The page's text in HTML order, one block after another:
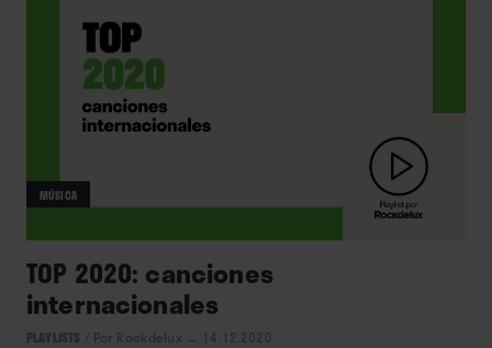
MÚSICA
TOP 2020: canciones
internacionales
PLAYLISTS Por Rockdelux → 14.12.2020